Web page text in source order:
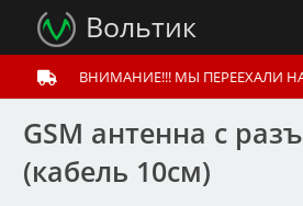
Вольтик
ВНИМАНИЕ!!! МЫ ПЕРЕЕХАЛИ
GSM антенна с
(кабель 10см)